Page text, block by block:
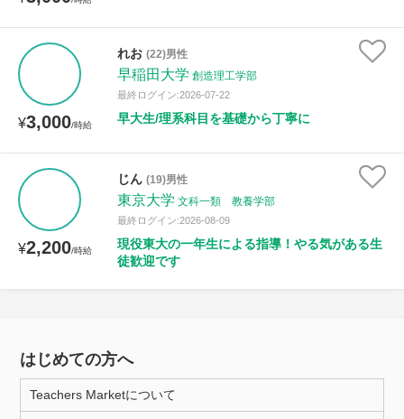
¥3,000/時給
れお (22)男性
早稲田大学 創造理工学部
最終ログイン:2026-07-22
早大生/理系科目を基礎から丁寧に
¥2,200/時給
じん (19)男性
東京大学 文科一類 教養学部
最終ログイン:2026-08-09
現役東大の一年生による指導！やる気がある生
徒歓迎です
はじめての方へ
Teachers Marketについて